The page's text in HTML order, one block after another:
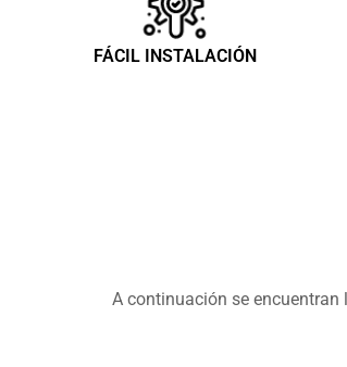
FÁCIL INSTALACIÓN​
A continuación se encuentran